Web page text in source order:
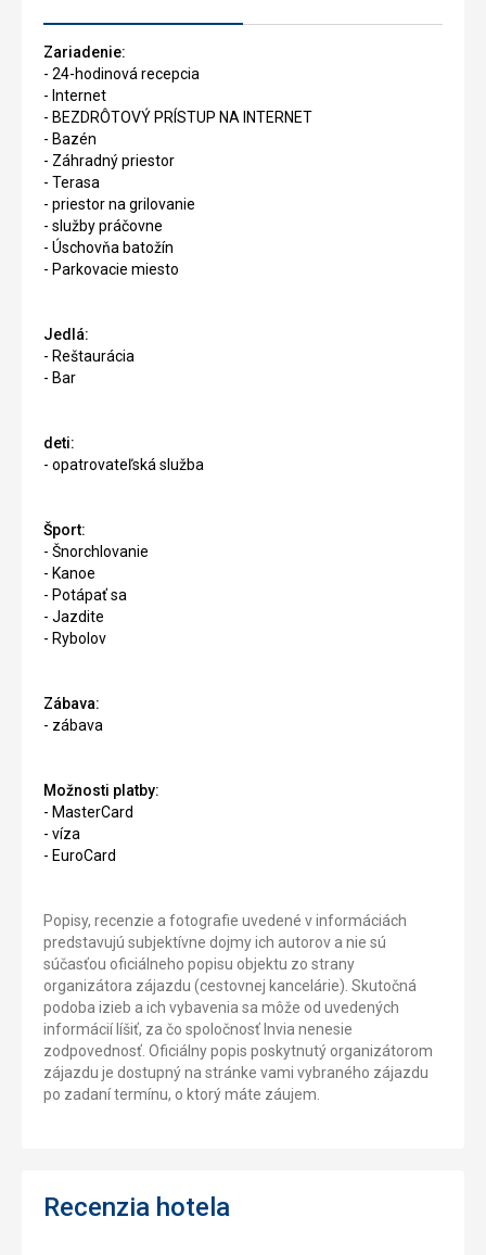
Zariadenie:
- 24-hodinová recepcia
- Internet
- BEZDRÔTOVÝ PRÍSTUP NA INTERNET
- Bazén
- Záhradný priestor
- Terasa
- priestor na grilovanie
- služby práčovne
- Úschovňa batožín
- Parkovacie miesto
Jedlá:
- Reštaurácia
- Bar
deti:
- opatrovateľská služba
Šport:
- Šnorchlovanie
- Kanoe
- Potápať sa
- Jazdite
- Rybolov
Zábava:
- zábava
Možnosti platby:
- MasterCard
- víza
- EuroCard
Popisy, recenzie a fotografie uvedené v informáciách
predstavujú subjektívne dojmy ich autorov a nie sú
súčasťou oficiálneho popisu objektu zo strany
organizátora zájazdu (cestovnej kancelárie). Skutočná
podoba izieb a ich vybavenia sa môže od uvedených
informácií líšiť, za čo spoločnosť Invia nenesie
zodpovednosť. Oficiálny popis poskytnutý organizátorom
zájazdu je dostupný na stránke vami vybraného zájazdu
po zadaní termínu, o ktorý máte záujem.
Recenzia hotela